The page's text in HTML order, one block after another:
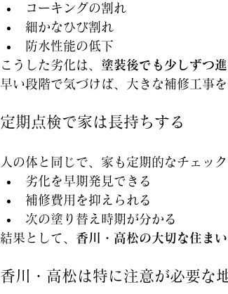
コーキングの割れ
細かなひび割れ
防水性能の低下
こうした劣化は、 塗装後でも少しずつ
早い段階で気づけば、大きな補修工事
定期点検で家は長持ちする
人の体と同じで、家も定期的なチェック
劣化を早期発見できる
補修費用を抑えられる
次の塗り替え時期が分かる
結果として、 香川・高松の大切な住ま
香川・高松は特に注意が必要な